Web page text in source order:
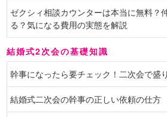
ゼクシィ相談カウンターは本当に無料？
る？気になる費用の実態を解説
結婚式2次会の基礎知識
幹事になったら要チェック！二次会で盛
結婚式二次会の幹事の正しい依頼の仕方